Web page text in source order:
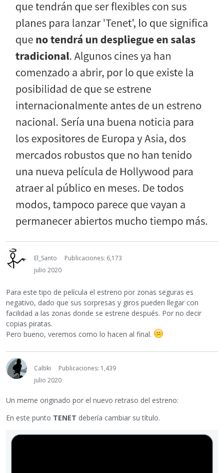
El_Santo
Publicaciones: 6,173
julio 2020
Para este tipo de película el estreno por zonas seguras es
negativo, dado que sus sorpresas y giros pueden llegar con
facilidad a las zonas donde se estrene después. Por no decir
copias piratas.
Pero bueno, veremos como lo hacen al final.
Caltiki
Publicaciones: 1,439
julio 2020
Un meme originado por el nuevo retraso del estreno:
En este punto TENET debería cambiar su título.